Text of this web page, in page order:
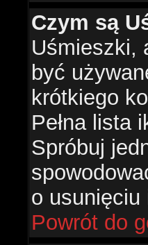
Czym są
Uśmieszki,
być
krótkiego
Pełna lista
Spróbuj
o usunięciu
Powrót do